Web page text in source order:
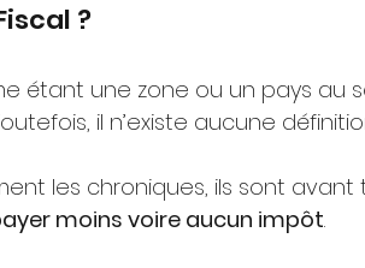
?
étant une zone ou un pays au
il n’existe aucune
les chroniques, ils sont
moins voire aucun impôt.